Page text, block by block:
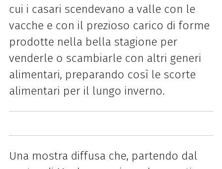
cui i casari scendevano a valle con le
vacche e con il prezioso carico di forme
prodotte nella bella stagione per
venderle o scambiarle con altri generi
alimentari, preparando così le scorte
alimentari per il lungo inverno.
Una mostra diffusa che, partendo dal